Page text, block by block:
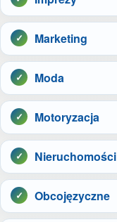
Marketing
Moda
Motoryzacja
Nieruchomości
Obcojęzyczne